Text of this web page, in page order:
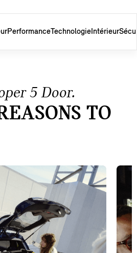
PerformanceTechnologie Intérieur
5 Door.
TO